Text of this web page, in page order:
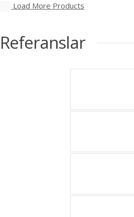
Load More Products
Referanslar